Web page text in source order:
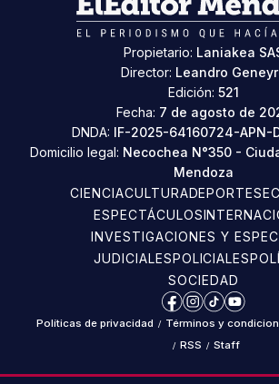
Propietario: Laniakea
Director: Leandro
Edición: 521
Fecha: 7 de agosto de
DNDA: IF-2025-64160724-APN-
Domicilio legal: Necochea N°350 -
Mendoza
CIENCIACULTURADEPORTES
ESPECTÁCULOS
INVESTIGACIONES Y
JUDICIALESPOLICIALES
SOCIEDAD
Facebook
Instagram
TikTokYouTube
Políticas de privacidad / Términos y
/ RSS / Staff